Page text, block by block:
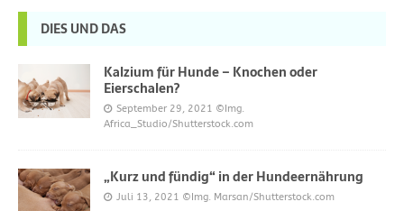
DIES UND DAS
Kalzium für Hunde – Knochen oder
Eierschalen?
September 29, 2021 ©Img.
Africa_Studio/Shutterstock.com
„Kurz und fündig“ in der Hundeernährung
Juli 13, 2021 ©Img. Marsan/Shutterstock.com